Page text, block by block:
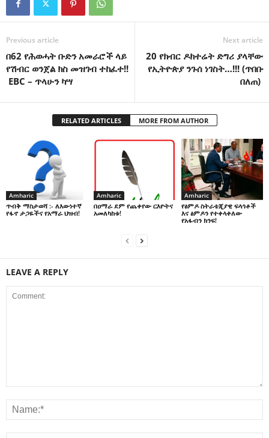
Previous article
በ62 የሕወሓት ቡድን አመራሮች ላይ
የሽብር ወንጀል ክስ መዝገብ ተከፈተ!!
EBC – ጥላሁን ካሣ
Next article
20 የክብር ዶክተሬት ድግሪ ያላቸው
የኢትዮጵያ ንጉሰ ነገስት…!!! (ጥበቡ
በለጠ)
RELATED ARTICLES MORE FROM AUTHOR
Amharic
ጥብቅ ማስታወሻ :- ለእውነተኛ
የፋኖ ታጋዬችና የአማራ ህዝብ!
Amharic
በዐማራ ደም የጨቀየው ርእዮትና
አመለካከቱ!
Amharic
የፅምዶ ስትራቴጂያዊ ፍላጎቶች
እና ፅምዶን የተቀላቀለው
የአፋብን ክንፍ!
LEAVE A REPLY